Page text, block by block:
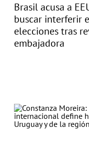
Brasil acusa a
buscar interferir
elecciones tras
embajadora